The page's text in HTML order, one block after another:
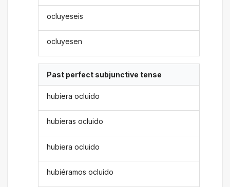
ocluyeseis
ocluyesen
Past perfect subjunctive tense
hubiera ocluido
hubieras ocluido
hubiera ocluido
hubiéramos ocluido